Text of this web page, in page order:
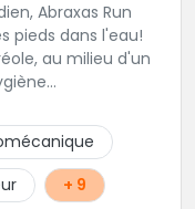
Abraxas Run
pieds dans l'eau!
au milieu d'un
des matières
Saint-Gilles les
+ 9